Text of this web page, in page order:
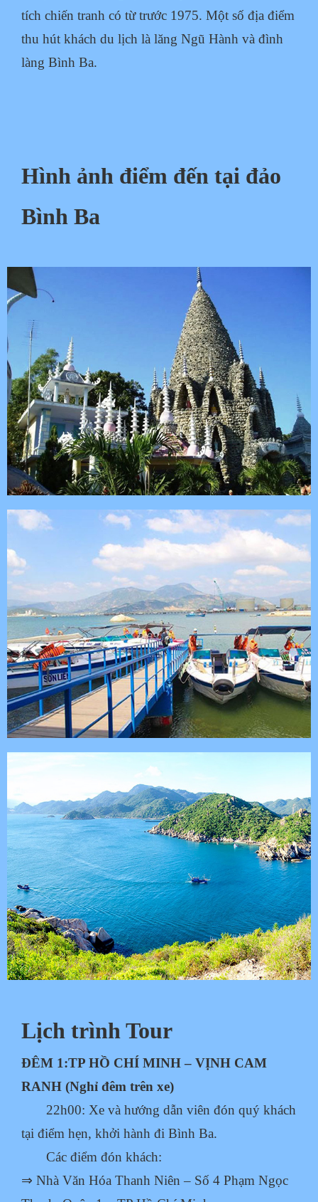
tích chiến tranh có từ trước 1975. Một số địa điểm
thu hút khách du lịch là lăng Ngũ Hành và đình
làng Bình Ba.
Hình ảnh điểm đến tại đảo
Bình Ba
Lịch trình Tour
ĐÊM 1:TP HỒ CHÍ MINH – VỊNH CAM
RANH (Nghỉ đêm trên xe)
22h00: Xe và hướng dẫn viên đón quý khách
tại điểm hẹn, khởi hành đi Bình Ba.
Các điểm đón khách:
⇒ Nhà Văn Hóa Thanh Niên – Số 4 Phạm Ngọc